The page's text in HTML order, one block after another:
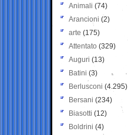
Animali (74)
Arancioni (2)
arte (175)
Attentato (329)
Auguri (13)
Batini (3)
Berlusconi (4.295)
Bersani (234)
Biasotti (12)
Boldrini (4)